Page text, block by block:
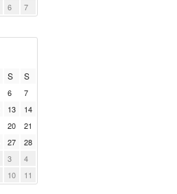
6 7
S
S
6 7
13 14
20 21
27 28
3 4
10 11